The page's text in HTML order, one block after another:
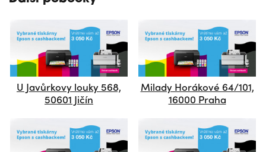
U Javůrkovy louky 568,
50601 Jičín
Milady Horákové 64/101,
16000 Praha